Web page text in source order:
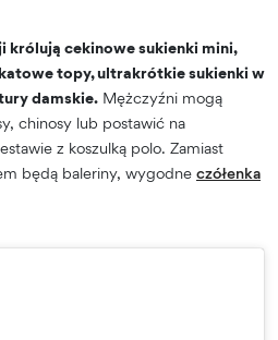
cekinowe sukienki mini,
topy, ultrakrótkie sukienki w
damskie. Mężczyźni mogą
chinosy lub postawić na
z koszulką polo. Zamiast
będą baleriny, wygodne czółenka